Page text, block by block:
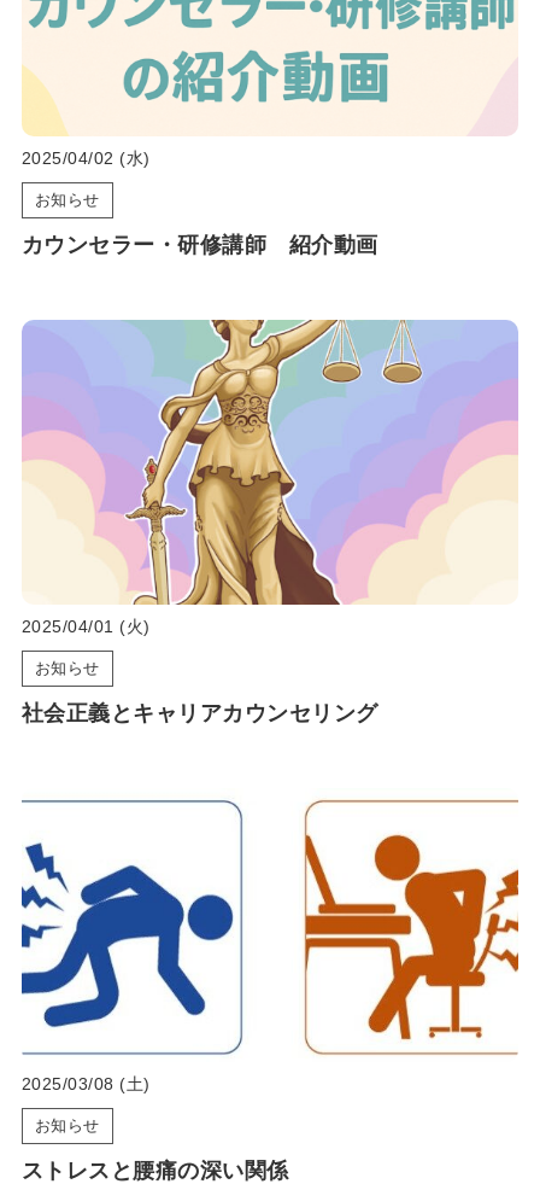
2025/04/02 (水)
お知らせ
カウンセラー・研修講師 紹介動画
2025/04/01 (火)
お知らせ
社会正義とキャリアカウンセリング
2025/03/08 (土)
お知らせ
ストレスと腰痛の深い関係